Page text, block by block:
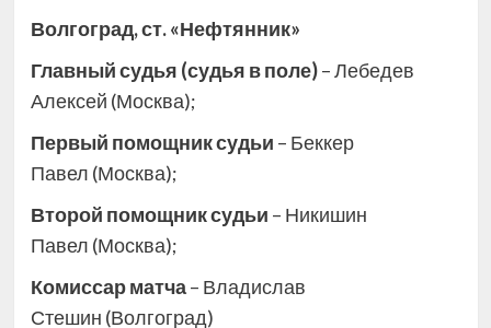
Волгоград, ст. «Нефтянник»
Главный судья (судья в поле)– Лебедев
Алексей (Москва);
Первый помощник судьи – Беккер
Павел (Москва);
Второй помощник судьи – Никишин
Павел (Москва);
Комиссар матча– Владислав
Стешин (Волгоград)